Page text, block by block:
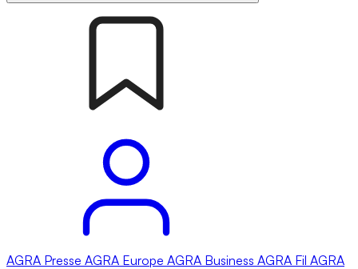
AGRA Presse AGRA Europe AGRA Business AGRA Fil AGRA